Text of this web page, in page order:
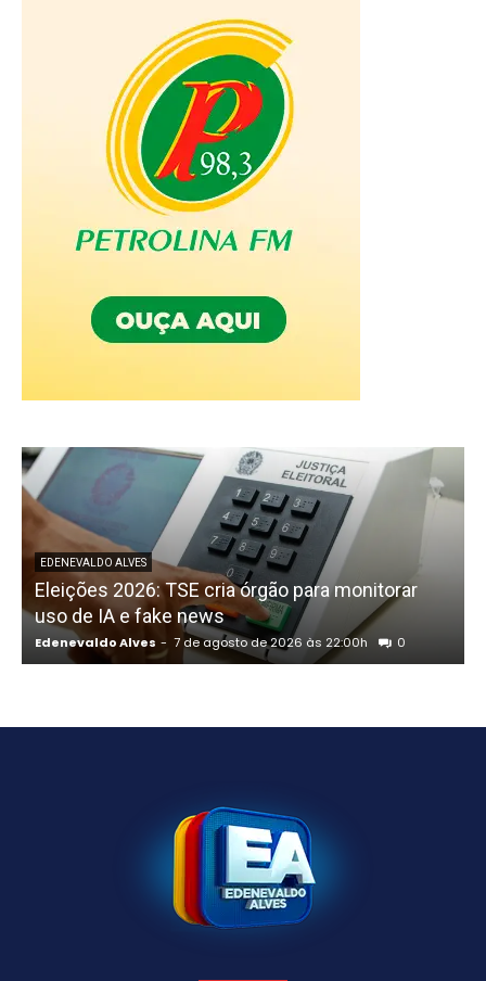
EDENEVALDO ALVES
Eleições 2026: TSE cria órgão para monitorar
uso de IA e fake news
Edenevaldo Alves - 7 de agosto de 2026 às 22:00h 0